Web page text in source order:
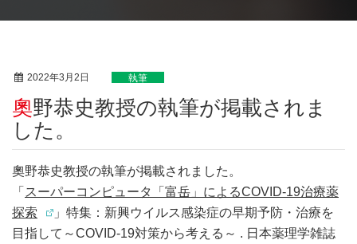
2022年3月2日 執筆
奧野恭史教授の執筆が掲載されま
した。
奧野恭史教授の執筆が掲載されました。
「 スーパーコンピュータ「富岳」によるCOVID-19治療薬
探索
」特集：新興ウイルス感染症の早期予防・治療を
目指して～COVID-19対策から考える～ . 日本薬理学雑誌